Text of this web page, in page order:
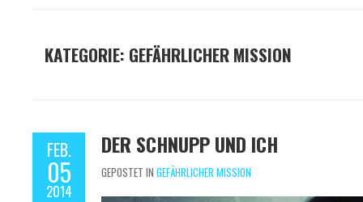
KATEGORIE: GEFÄHRLICHER MISSION
FEB.
05
2014
DER SCHNUPP UND ICH
GEPOSTET IN GEFÄHRLICHER MISSION